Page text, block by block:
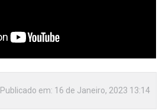
Publicado em: 16 de Janeiro, 2023 13:14